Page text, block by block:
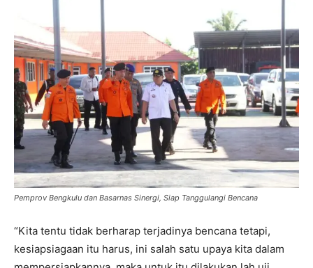
Pemprov Bengkulu dan Basarnas Sinergi, Siap Tanggulangi Bencana
“Kita tentu tidak berharap terjadinya bencana tetapi,
kesiapsiagaan itu harus, ini salah satu upaya kita dalam